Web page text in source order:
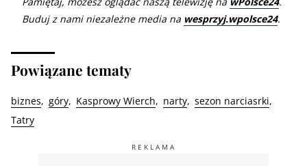
Buduj z nami niezależne media na wesprzyj.wpolsce24.
Powiązane tematy
biznes góry Kasprowy Wierch narty sezon narciasrki
Tatry